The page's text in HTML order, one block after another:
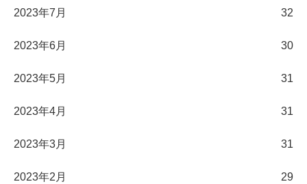
2023年7月 32
2023年6月 30
2023年5月 31
2023年4月 31
2023年3月 31
2023年2月 29